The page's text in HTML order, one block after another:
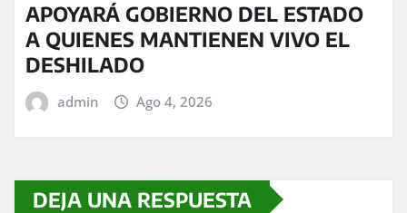
APOYARÁ GOBIERNO DEL ESTADO
A QUIENES MANTIENEN VIVO EL
DESHILADO
admin Ago 4, 2026
DEJA UNA RESPUESTA